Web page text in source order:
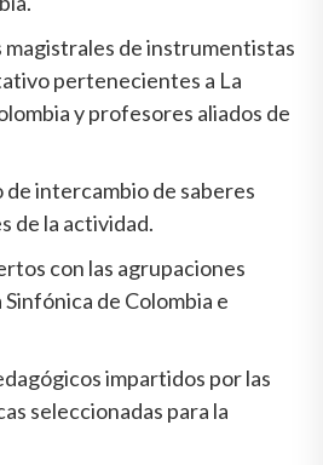
magistrales de instrumentistas
pertenecientes a La
y profesores aliados de
de intercambio de saberes
de la actividad.
con las agrupaciones
de Colombia e
impartidos por las
seleccionadas para la